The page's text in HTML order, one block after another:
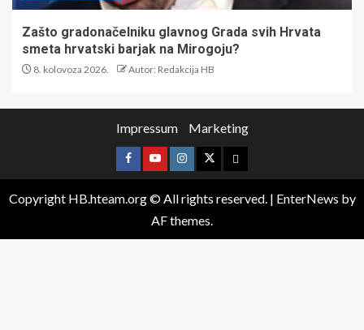
Zašto gradonačelniku glavnog Grada svih Hrvata
smeta hrvatski barjak na Mirogoju?
8. kolovoza 2026. Autor: Redakcija HB
Impressum Marketing
Copyright HB.hteam.org © All rights reserved. | EnterNews by
AF themes.